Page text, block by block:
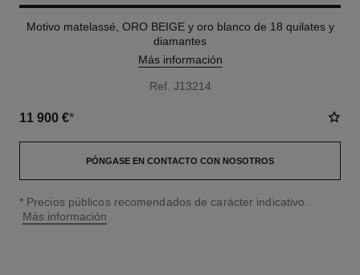
Motivo matelassé, ORO BEIGE y oro blanco de 18 quilates y
diamantes
Más información
Ref. J13214
11 900 €*
PÓNGASE EN CONTACTO CON NOSOTROS
↩
* Precios públicos recomendados de carácter indicativo.
Más información